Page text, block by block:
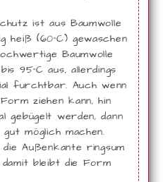
ist aus Baumwolle
heiß (60°C) gewaschen
Baumwolle
95°C aus, allerdings
furchtbar. Auch wenn
ziehen kann, hin
gebügelt werden, dann
möglich machen.
Außenkante ringsum
bleibt die Form